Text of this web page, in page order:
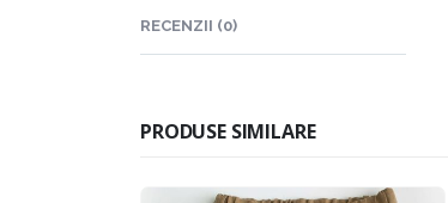
RECENZII (0)
PRODUSE SIMILARE